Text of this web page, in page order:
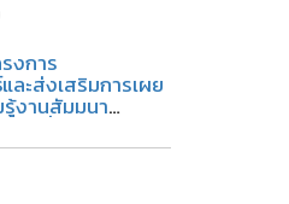
งการ
ละส่งเสริมการเผย
งานสัมมนา
น ครั้งที่ 17